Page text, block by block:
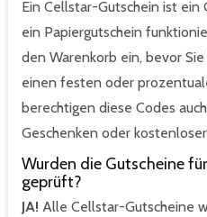
Ein Cellstar-Gutschein ist ein
ein Papiergutschein
den Warenkorb ein, bevor
einen festen oder
berechtigen diese Codes
Geschenken oder
Wurden die Gutscheine
geprüft?
JA! Alle Cellstar-Gutscheine